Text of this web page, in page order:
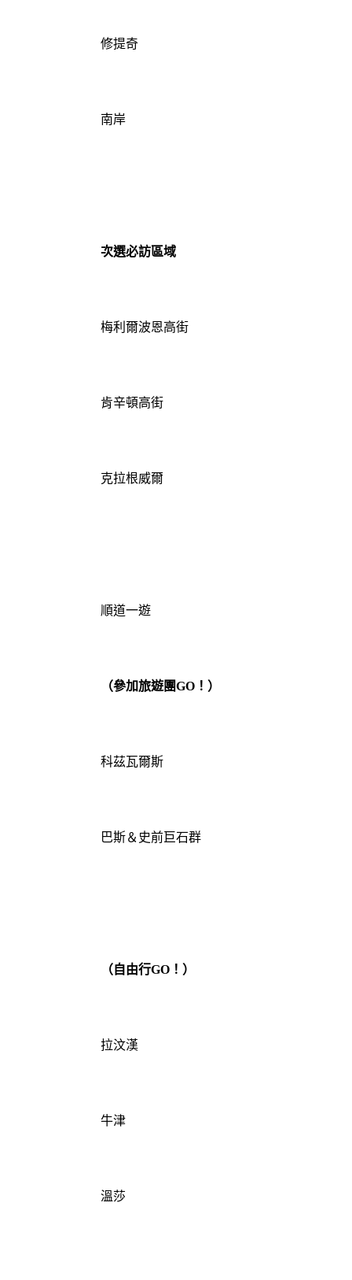
修提奇
南岸
次選必訪區域
梅利爾波恩高街
肯辛頓高街
克拉根威爾
順道一遊
（參加旅遊團GO！）
科茲瓦爾斯
巴斯＆史前巨石群
（自由行GO！）
拉汶漢
牛津
溫莎